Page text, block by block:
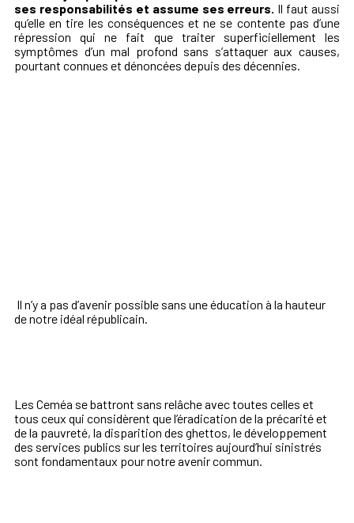
ses responsabilités et assume ses erreurs. Il faut aussi
qu’elle en tire les conséquences et ne se contente pas d’une
répression qui ne fait que traiter superficiellement les
symptômes d’un mal profond sans s’attaquer aux causes,
pourtant connues et dénoncées depuis des décennies.
Il n’y a pas d’avenir possible sans une éducation à la hauteur
de notre idéal républicain.
Les Ceméa se battront sans relâche avec toutes celles et
tous ceux qui considèrent que l’éradication de la précarité et
de la pauvreté, la disparition des ghettos, le développement
des services publics sur les territoires aujourd’hui sinistrés
sont fondamentaux pour notre avenir commun.